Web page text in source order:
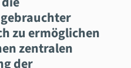
zu ermöglichen
zentralen
der